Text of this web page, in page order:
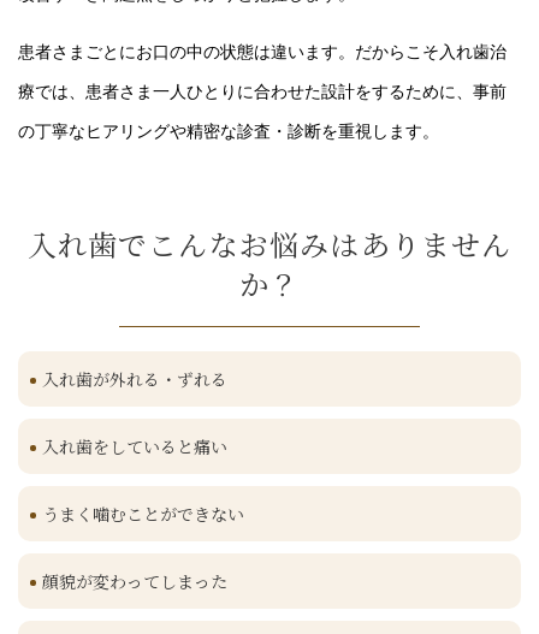
患者さまごとにお口の中の状態は違います。だからこそ入れ歯治
療では、患者さま一人ひとりに合わせた設計をするために、事前
の丁寧なヒアリングや精密な診査・診断を重視します。
入れ歯でこんなお悩みはありません
か？
入れ歯が外れる・ずれる
入れ歯をしていると痛い
うまく噛むことができない
顔貌が変わってしまった